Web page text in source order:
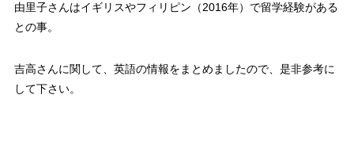
由里子さんはイギリスやフィリピン（2016年）で留学経験がある
との事。
吉高さんに関して、英語の情報をまとめましたので、是非参考に
して下さい。